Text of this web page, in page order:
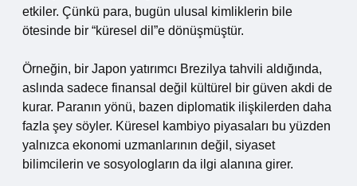
etkiler. Çünkü para, bugün ulusal kimliklerin bile
ötesinde bir “küresel dil”e dönüşmüştür.
Örneğin, bir Japon yatırımcı Brezilya tahvili aldığında,
aslında sadece finansal değil kültürel bir güven akdi de
kurar. Paranın yönü, bazen diplomatik ilişkilerden daha
fazla şey söyler. Küresel kambiyo piyasaları bu yüzden
yalnızca ekonomi uzmanlarının değil, siyaset
bilimcilerin ve sosyologların da ilgi alanına girer.